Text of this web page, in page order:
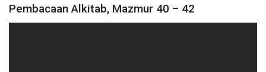
Pembacaan Alkitab, Mazmur 40 – 42